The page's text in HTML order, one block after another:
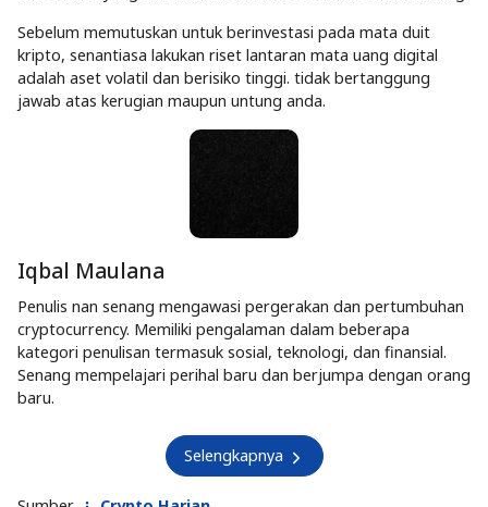
Sebelum memutuskan untuk berinvestasi pada mata duit
kripto, senantiasa lakukan riset lantaran mata uang digital
adalah aset volatil dan berisiko tinggi. tidak bertanggung
jawab atas kerugian maupun untung anda.
Iqbal Maulana
Penulis nan senang mengawasi pergerakan dan pertumbuhan
cryptocurrency. Memiliki pengalaman dalam beberapa
kategori penulisan termasuk sosial, teknologi, dan finansial.
Senang mempelajari perihal baru dan berjumpa dengan orang
baru.
Selengkapnya